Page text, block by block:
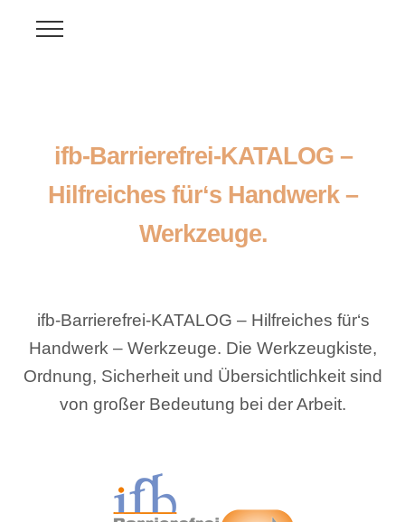
ifb-Barrierefrei-KATALOG –
Hilfreiches für‘s Handwerk –
Werkzeuge.
ifb-Barrierefrei-KATALOG – Hilfreiches für‘s
Handwerk – Werkzeuge. Die Werkzeugkiste,
Ordnung, Sicherheit und Übersichtlichkeit sind
von großer Bedeutung bei der Arbeit.